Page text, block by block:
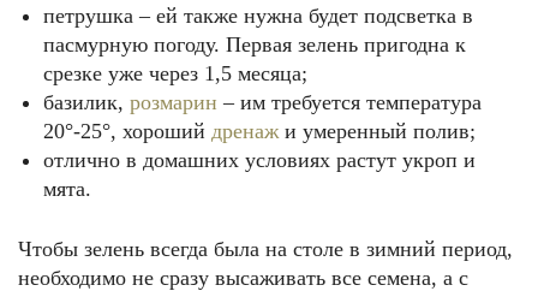
петрушка – ей также нужна будет подсветка в
пасмурную погоду. Первая зелень пригодна к
срезке уже через 1,5 месяца;
базилик, розмарин – им требуется температура
20°-25°, хороший дренажи умеренный полив;
отлично в домашних условиях растут укроп и
мята.
Чтобы зелень всегда была на столе в зимний период,
необходимо не сразу высаживать все семена, а с